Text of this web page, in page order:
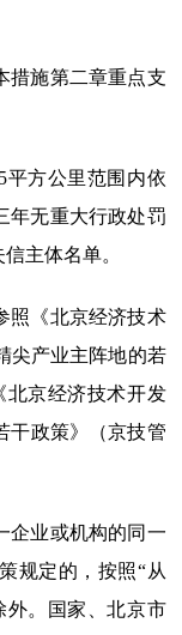
施第二章重点支
方公里范围内依
年无重大行政处罚
主体名单。
《北京经济技术
尖产业主阵地的若
北京经济技术开发
干政策》（京技管
业或机构的同一
规定的，按照“从
外。国家、北京市